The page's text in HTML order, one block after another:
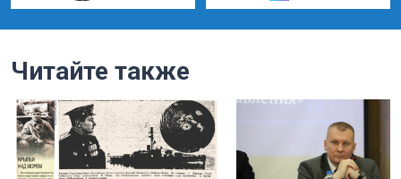
Читайте также